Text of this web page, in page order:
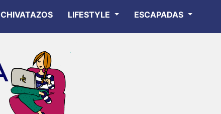
CHIVATAZOS LIFESTYLE ESCAPADAS